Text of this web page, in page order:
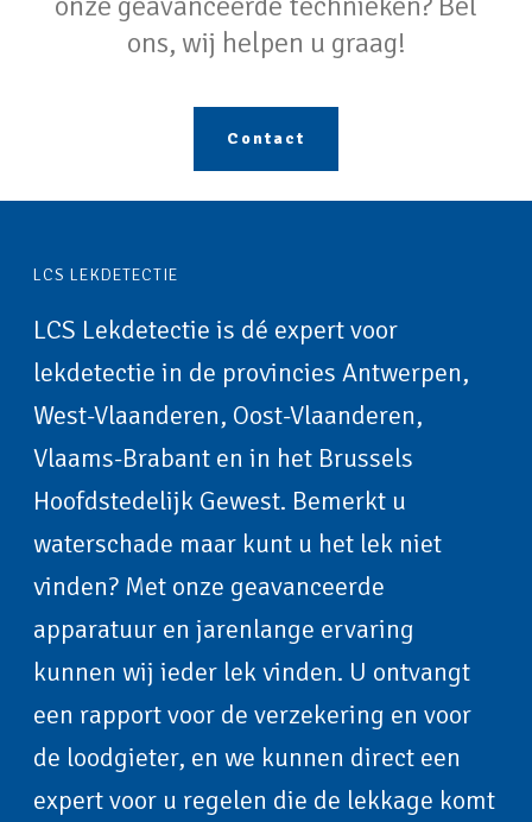
ons, wij helpen u graag!
Contact
LCS LEKDETECTIE
LCS Lekdetectie is dé expert voor
lekdetectie in de provincies Antwerpen,
West-Vlaanderen, Oost-Vlaanderen,
Vlaams-Brabant en in het Brussels
Hoofdstedelijk Gewest. Bemerkt u
waterschade maar kunt u het lek niet
vinden? Met onze geavanceerde
apparatuur en jarenlange ervaring
kunnen wij ieder lek vinden. U ontvangt
een rapport voor de verzekering en voor
de loodgieter, en we kunnen direct een
expert voor u regelen die de lekkage komt